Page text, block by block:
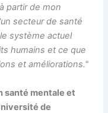
partir de mon
secteur de santé
système actuel
humains et ce que
et améliorations."
santé mentale et
de